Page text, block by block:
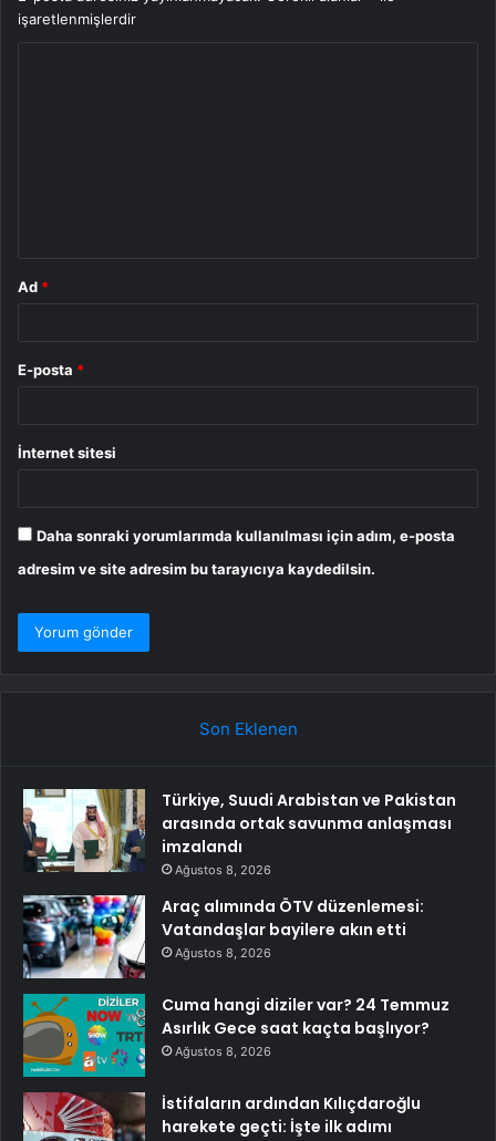
işaretlenmişlerdir
Ad *
E-posta *
İnternet sitesi
Daha sonraki yorumlarımda kullanılması için adım, e-posta
adresim ve site adresim bu tarayıcıya kaydedilsin.
Son Eklenen
Türkiye, Suudi Arabistan ve Pakistan
arasında ortak savunma anlaşması
imzalandı
Ağustos 8, 2026
Araç alımında ÖTV düzenlemesi:
Vatandaşlar bayilere akın etti
Ağustos 8, 2026
Cuma hangi diziler var? 24 Temmuz
Asırlık Gece saat kaçta başlıyor?
Ağustos 8, 2026
İstifaların ardından Kılıçdaroğlu
harekete geçti: İşte ilk adımı